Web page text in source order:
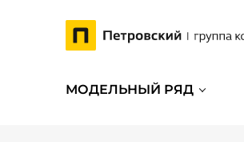
МОДЕЛЬНЫЙ РЯД